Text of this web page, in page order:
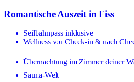
Romantische Auszeit in Fiss
Seilbahnpass inklusive
Wellness vor Check-in & nach
Übernachtung im Zimmer deiner
Sauna-Welt